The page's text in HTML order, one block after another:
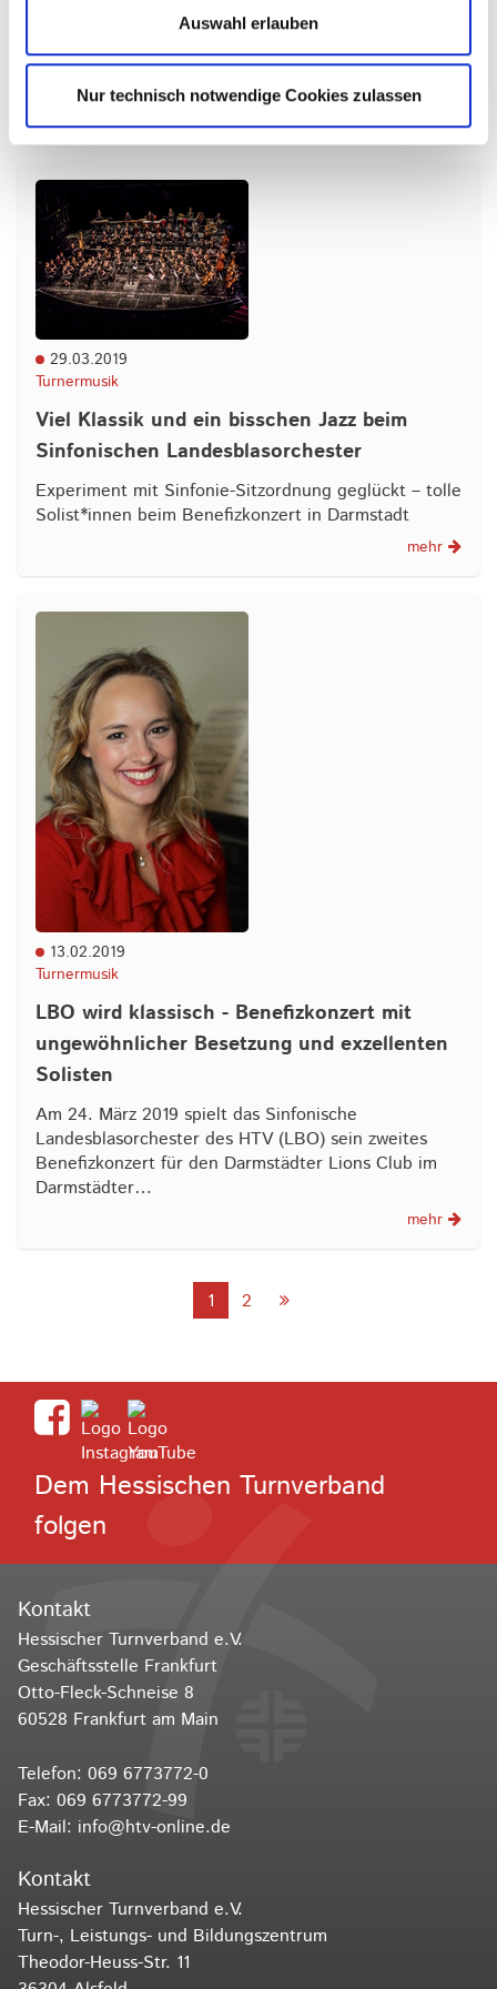
Auswahl erlauben
Nur technisch notwendige Cookies zulassen
Bereits Ende Oktober 2019 startete das Sinfonische
Landesblasorchester des Hessischen Turnverbands
(LBO) in sein aktuelles Projekt, bei dem…
29.03.2019
Turnermusik
Viel Klassik und ein bisschen Jazz beim
Sinfonischen Landesblasorchester
Experiment mit Sinfonie-Sitzordnung geglückt – tolle
Solist*innen beim Benefizkonzert in Darmstadt
mehr
13.02.2019
Turnermusik
LBO wird klassisch - Benefizkonzert mit
ungewöhnlicher Besetzung und exzellenten
Solisten
Am 24. März 2019 spielt das Sinfonische
Landesblasorchester des HTV (LBO) sein zweites
Benefizkonzert für den Darmstädter Lions Club im
Darmstädter…
mehr
1 2
Dem Hessischen Turnverband
folgen
Kontakt
Hessischer Turnverband e.V.
Geschäftsstelle Frankfurt
Otto-Fleck-Schneise 8
60528 Frankfurt am Main
Telefon: 069 6773772-0
Fax: 069 6773772-99
E-Mail: info@htv-online.de
Kontakt
Hessischer Turnverband e.V.
Turn-, Leistungs- und Bildungszentrum
Theodor-Heuss-Str. 11